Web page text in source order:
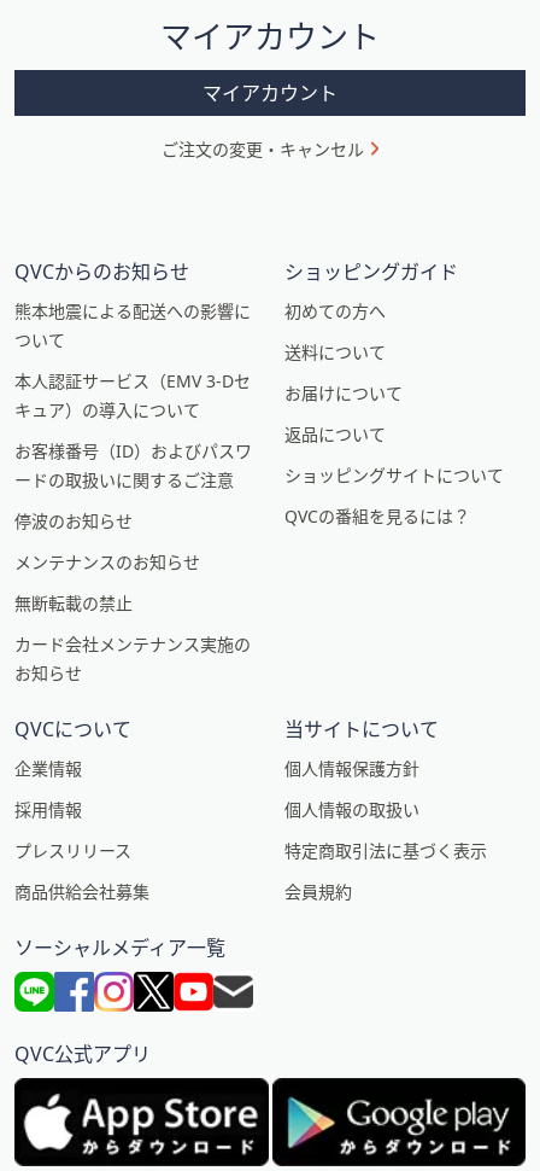
ン
マイアカウント
マイアカウント
ご注文の変更・キャンセル
QVCからのお知らせ
熊本地震による配送への影響に
ついて
本人認証サービス（EMV 3-Dセ
キュア）の導入について
お客様番号（ID）およびパスワ
ードの取扱いに関するご注意
停波のお知らせ
メンテナンスのお知らせ
無断転載の禁止
カード会社メンテナンス実施の
お知らせ
ショッピングガイド
初めての方へ
送料について
お届けについて
返品について
ショッピングサイトについて
QVCの番組を見るには？
QVCについて
企業情報
採用情報
プレスリリース
商品供給会社募集
当サイトについて
個人情報保護方針
個人情報の取扱い
特定商取引法に基づく表示
会員規約
ソーシャルメディア一覧
QVC公式アプリ